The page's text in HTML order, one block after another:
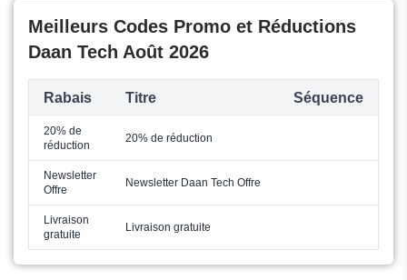
Meilleurs Codes Promo et Réductions
Daan Tech Août 2026
Rabais Titre Séquence
20% de
réduction
20% de réduction
Newsletter
Offre
Newsletter Daan Tech Offre
Livraison
gratuite
Livraison gratuite